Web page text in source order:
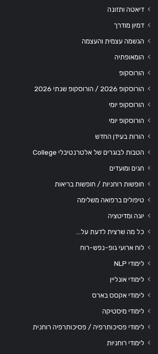
דיאטה ותזונה
דמיון מודרך
הגשמה עצמית והעצמה
הומאופתיה
הורוסקופ
הורוסקופ 2026 / הורוסקופ שנתי 2026
הורוסקופ יומי
הורוסקופ יומי
הורות בעידן החדש
הטבות לבוגרים של אלטרנטיבלי College
חגים ומועדים
חופשות רוחניות / חופשות בריאות
טיפולים ברפואה משלימה
יוגה ומדיטציה
כל מה שרצית לדעת על…
לוח ארועי גופ-נפש-רוח
לימודי NLP
לימודי אונליין
לימודי אקסס בארס
לימודי מיסטיקה
לימודי פסיכותרפיה / פסיכותרפיה רוחנית
לימודי רוחניות